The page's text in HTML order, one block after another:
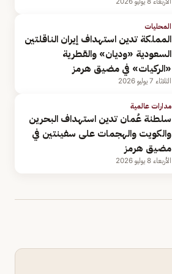
المحليات
المملكة تدين استهداف إيران الناقلتين
السعودية «وديان» والقطرية
«الركيات» في مضيق هرمز
الثلاثاء 7 يوليو 2026
مدارات عالمية
سلطنة عُمان تدين استهداف البحرين
والكويت والهجمات على سفينتين في
مضيق هرمز
الأربعاء 8 يوليو 2026